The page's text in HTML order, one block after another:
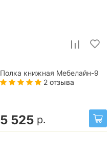
Полка книжная Мебелайн-9
2 отзыва
5 525 р.